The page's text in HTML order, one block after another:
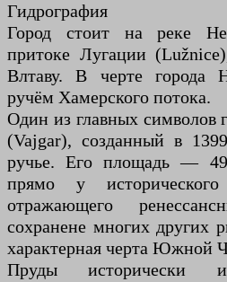
Гидрография
Город стоит на реке
притоке Лугации
Влтаву. В черте города
ручём Хамерского потока.
Один из главных символов
(Vajgar), созданный в
ручье. Его площадь —
прямо у
отражающего
сохранене многих других
характерная черта Южной
Пруды исторически